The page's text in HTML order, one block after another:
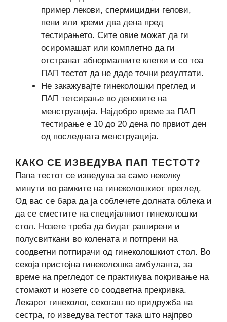
пример лекови, спермицидни гелови,
пени или креми два дена пред
тестирањето. Сите овие можат да ги
осиромашат или комплетно да ги
отстранат абнормалните клетки и со тоа
ПАП тестот да не даде точни резултати.
Не закажувајте гинеколошки преглед и
ПАП тетсирање во деновите на
менструација. Најдобро време за ПАП
тестирање е 10 до 20 дена по првиот ден
од последната менструација.
КАКО СЕ ИЗВЕДУВА ПАП ТЕСТОТ?
Папа тестот се изведува за само неколку
минути во рамките на гинеколошкиот преглед.
Од вас се бара да ја соблечете долната облека и
да се сместите на специјалниот гинеколошки
стол. Нозете треба да бидат раширени и
полусвиткани во колената и потпрени на
соодветни потпирачи од гинеколошкиот стол. Во
секоја пристојна гинеколошка амбуланта, за
време на прегледот се практикува покривање на
стомакот и нозете со соодветна прекривка.
Лекарот гинеколог, секогаш во придружба на
сестра, го изведува тестот така што најпрво